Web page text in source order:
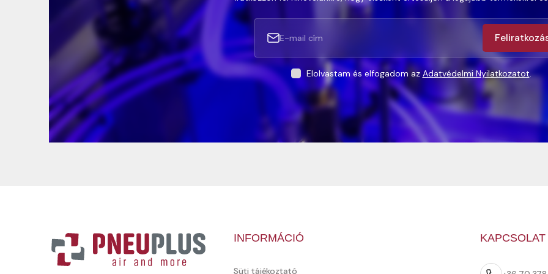
Elolvastam és elfogadom azAdatvédelmi Nyilatkozatot.
INFORMÁCIÓ
Süti tájékoztató
KAPCSOLAT